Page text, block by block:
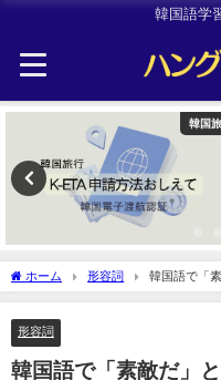
韓国語学
ホーム 形容詞 韓国語で「
形容詞
韓国語で「素敵だ」